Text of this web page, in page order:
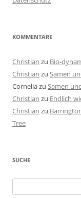
KOMMENTARE
Christian zu Bio-
Christian zu Samen
Corneliazu Samen
Christian zu Endlich
Christian zu
Tree
SUCHE